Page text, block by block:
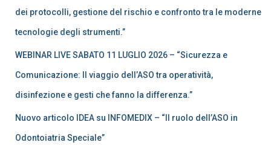
dei protocolli, gestione del rischio e confronto tra le moderne
tecnologie degli strumenti.”
WEBINAR LIVE SABATO 11 LUGLIO 2026 – “Sicurezza e
Comunicazione: Il viaggio dell’ASO tra operatività,
disinfezione e gesti che fanno la differenza.”
Nuovo articolo IDEA su INFOMEDIX – “Il ruolo dell’ASO in
Odontoiatria Speciale”